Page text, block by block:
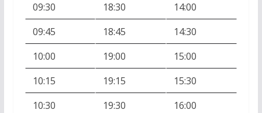
09:30
18:30
14:00
09:45
18:45
14:30
10:00
19:00
15:00
10:15
19:15
15:30
10:30
19:30
16:00